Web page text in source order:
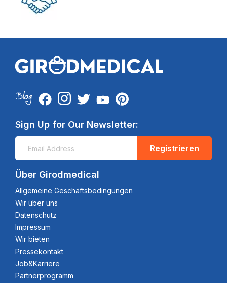
Sign Up for Our Newsletter:
Registrieren
Über Girodmedical
Allgemeine Geschäftsbedingungen
Wir über uns
Datenschutz
Impressum
Wir bieten
Pressekontakt
Job&Karriere
Partnerprogramm